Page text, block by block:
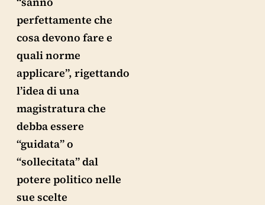
perfettamente che
cosa devono fare e
quali norme
applicare”, rigettando
l’idea di una
magistratura che
debba essere
“guidata” o
“sollecitata” dal
potere politico nelle
sue scelte